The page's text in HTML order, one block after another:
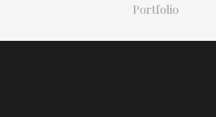
Portfolio